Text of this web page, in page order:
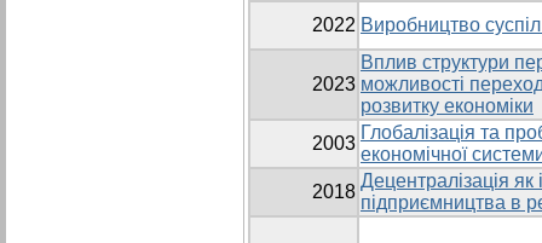
2022 Виробництво
2023
Вплив структури
можливості
розвитку економіки
2003
Глобалізація та
економічної
2018
Децентралізація як
підприємництва в